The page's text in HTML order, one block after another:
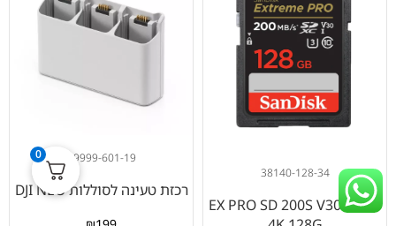
38140-128-34
כרטיס EX PRO SD 200S V30
99999-601-19
רכזת טעינה לסוללות DJI NEO
0